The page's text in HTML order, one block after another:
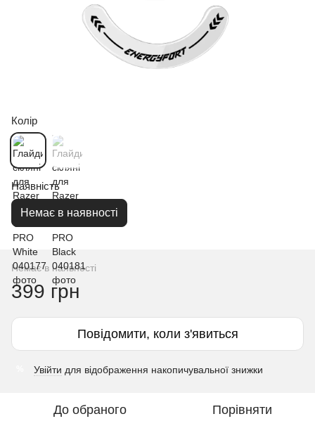
Колір
Наявність
Немає в наявності
Немає в наявності
399 грн
Повідомити, коли з'явиться
Увійти для відображення накопичувальної знижки
До обраного Порівняти